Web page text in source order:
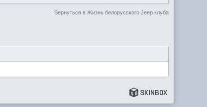
Вернуться в Жизнь белорусского Jeep клуба